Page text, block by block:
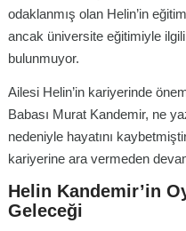
odaklanmış olan Helin’in
ancak üniversite eğitimiyle
bulunmuyor.
Ailesi Helin’in kariyerinde
Babası Murat Kandemir, ne
nedeniyle hayatını
kariyerine ara vermeden
Helin Kandemir’in
Geleceği